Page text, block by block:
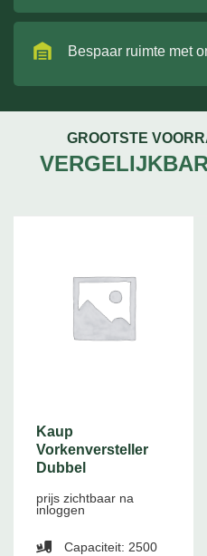
Bespaar ruimte met
GROOTSTE
Kaup
Vorkenversteller
Dubbel
prijs zichtbaar na
inloggen
Capaciteit: 2500